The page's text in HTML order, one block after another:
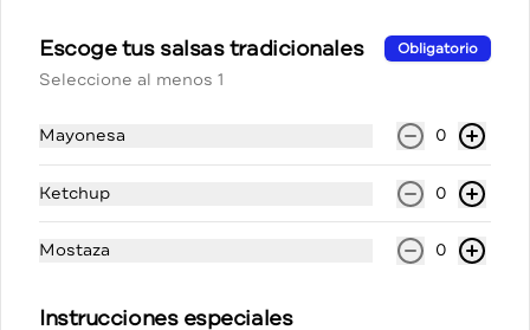
Redes sociales
Facebook
Mi cuenta
Pedir
Escoge tus salsas tradicionales Obligatorio
Seleccione al menos 1
Mayonesa 0
Ketchup 0
Mostaza 0
Instrucciones especiales